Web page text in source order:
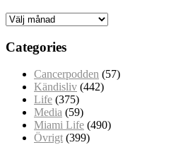
Archives
Categories
Cancerpodden (57)
Kändisliv (442)
Life (375)
Media (59)
Miami Life (490)
Övrigt (399)